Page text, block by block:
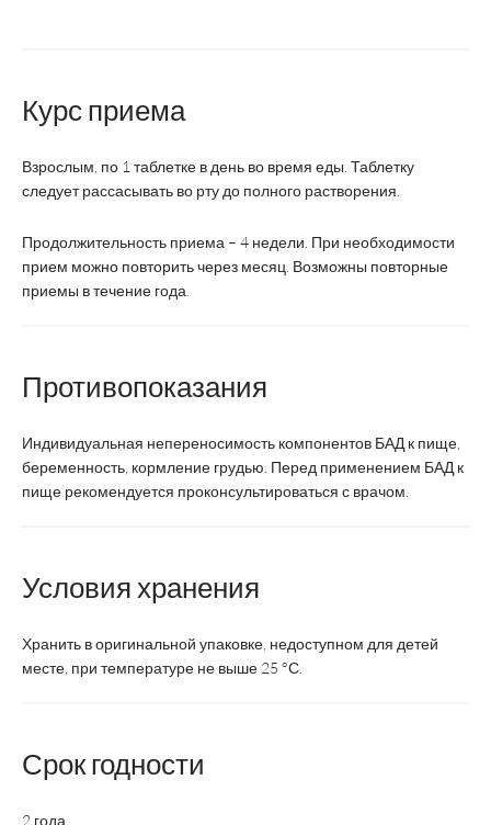
Производитель ВТФ
Нейчес Баунти
Страна
производства
Россия США
Форма выпуска
рассасывания
Суточная доза 1 таблетка 1 таблетка
Курс 1 месяц
категория
Курс приема
Взрослым, по 1 таблетке в день во время еды. Таблетку
следует рассасывать во рту до полного растворения.
Продолжительность приема – 4 недели. При необходимости
прием можно повторить через месяц. Возможны повторные
приемы в течение года.
Противопоказания
Индивидуальная непереносимость компонентов БАД к пище,
беременность, кормление грудью. Перед применением БАД к
пище рекомендуется проконсультироваться с врачом.
Условия хранения
Хранить в оригинальной упаковке, недоступном для детей
месте, при температуре не выше 25 °С.
Срок годности
2 года.